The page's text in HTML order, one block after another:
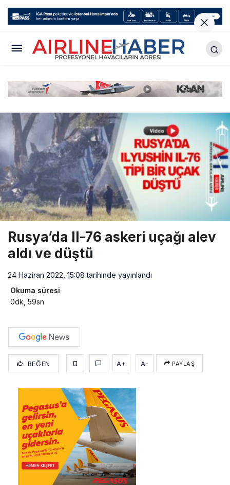
Rusya’da Il-76 askeri uçağı alev
aldı ve düştü
24 Haziran 2022, 15:08 tarihinde yayınlandı
Okuma süresi
0dk, 59sn
BEĞEN A+ A- PAYLAŞ